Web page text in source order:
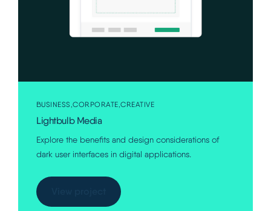
BUSINESS CORPORATE CREATIVE
Lightbulb Media
Explore the benefits and design considerations of
dark user interfaces in digital applications.